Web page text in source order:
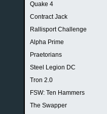
Quake 4
Contract Jack
Rallisport Challenge
Alpha Prime
Praetorians
Steel Legion DC
Tron 2.0
FSW: Ten Hammers
The Swapper